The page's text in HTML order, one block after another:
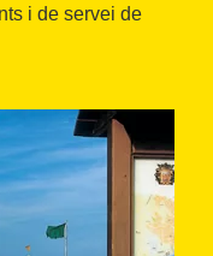
i de servei de